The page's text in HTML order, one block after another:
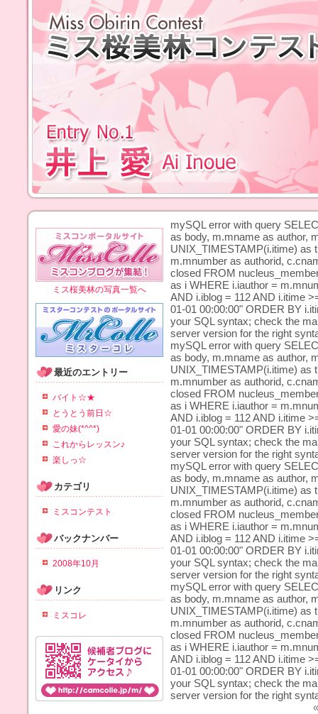
mySQL error with query
as body, m.mname as author,
UNIX_TIMESTAMP(i.itime) as
m.mnumber as authorid,
closed FROM
as i WHERE i.iauthor =
AND i.iblog = 112 AND i.itime
01-01 00:00:00" ORDER BY
your SQL syntax; check the
server version for the right
mySQL error with query
as body, m.mname as author,
UNIX_TIMESTAMP(i.itime) as
m.mnumber as authorid,
closed FROM
as i WHERE i.iauthor =
AND i.iblog = 112 AND i.itime
01-01 00:00:00" ORDER BY
your SQL syntax; check the
server version for the right
mySQL error with query
as body, m.mname as author,
UNIX_TIMESTAMP(i.itime) as
m.mnumber as authorid,
closed FROM
as i WHERE i.iauthor =
AND i.iblog = 112 AND i.itime
01-01 00:00:00" ORDER BY
your SQL syntax; check the
server version for the right
mySQL error with query
as body, m.mname as author,
UNIX_TIMESTAMP(i.itime) as
m.mnumber as authorid,
closed FROM
as i WHERE i.iauthor =
AND i.iblog = 112 AND i.itime
01-01 00:00:00" ORDER BY
your SQL syntax; check the
server version for the right
ミス桜美林の写真一覧へ
最近のエントリー
バイト☆★
とうとう前日☆
愛の妹(*^^*)
これからレッスン♪
楽しっ☆
カテゴリ
ミスコンテスト
バックナンバー
2008年10月
リンク
ミスコレ